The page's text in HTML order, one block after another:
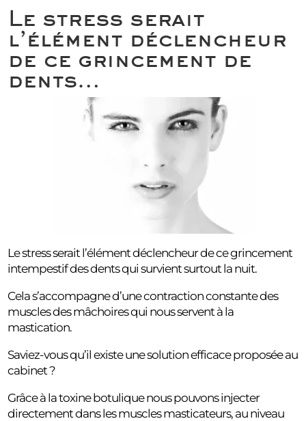
Le stress serait
l’élément déclencheur
de ce grincement de
dents…
Le stress serait l’élément déclencheur de ce grincement
intempestif des dents qui survient surtout la nuit.
Cela s’accompagne d’une contraction constante des
muscles des mâchoires qui nous servent à la
mastication.
Saviez-vous qu’il existe une solution efficace proposée au
cabinet ?
Grâce à la toxine botulique nous pouvons injecter
directement dans les muscles masticateurs, au niveau